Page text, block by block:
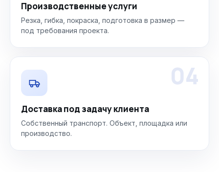
Производственные услуги
Резка, гибка, покраска, подготовка в размер —
под требования проекта.
04
Доставка под задачу клиента
Собственный транспорт. Объект, площадка или
производство.